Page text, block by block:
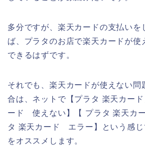
多分ですが、楽天カードの支払いを
ば、プラタのお店で楽天カードが使
できるはずです。
それでも、楽天カードが使えない問
合は、ネットで【プラタ 楽天カー
ード 使えない】【 プラタ 楽天カ
タ 楽天カード エラー】という感じ
をオススメします。